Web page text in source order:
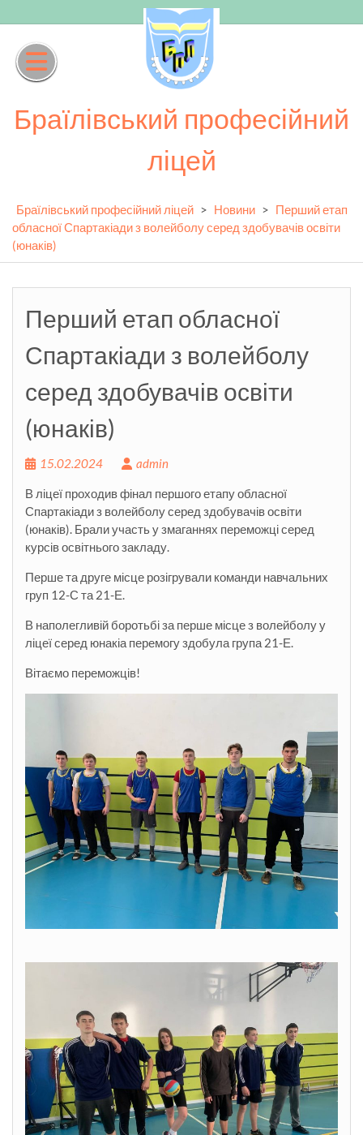
to
content
Браїлівський професійний
ліцей
Браїлівський професійний ліцей > Новини > Перший етап
обласної Спартакіади з волейболу серед здобувачів освіти
(юнаків)
Перший етап обласної
Спартакіади з волейболу
серед здобувачів освіти
(юнаків)
15.02.2024 admin
В ліцеї проходив фінал першого етапу обласної
Спартакіади з волейболу серед здобувачів освіти
(юнаків). Брали участь у змаганнях переможці серед
курсів освітнього закладу.
Перше та друге місце розігрували команди навчальних
груп 12-С та 21-Е.
В наполегливій боротьбі за перше місце з волейболу у
ліцеї серед юнакіа перемогу здобула група 21-Е.
Вітаємо переможців!